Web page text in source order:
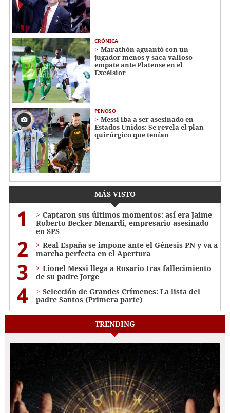
CRÓNICA
Marathón aguantó con un
jugador menos y saca valioso
empate ante Platense en el
Excélsior
PENOSO
Messi iba a ser asesinado en
Estados Unidos: Se revela el plan
quirúrgico que tenían
MÁS VISTO
1
Captaron sus últimos momentos: así era Jaime
Roberto Becker Menardi​​​, empresario asesinado
en SPS
2
Real España se impone ante el Génesis PN y va a
marcha perfecta en el Apertura
3
Lionel Messi llega a Rosario tras fallecimiento
de su padre Jorge
4
Selección de Grandes Crímenes: La lista del
padre Santos (Primera parte)
TRENDING